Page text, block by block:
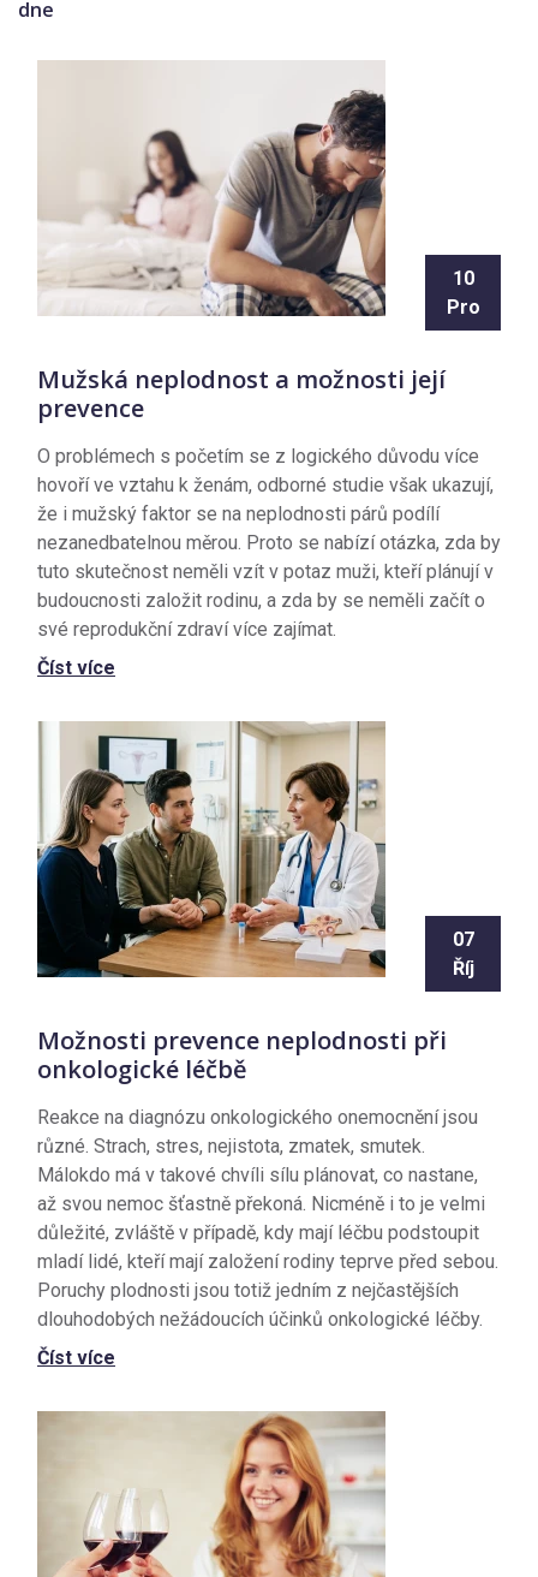
dne
10
Pro
Mužská neplodnost a možnosti její
prevence
O problémech s početím se z logického důvodu více
hovoří ve vztahu k ženám, odborné studie však ukazují,
že i mužský faktor se na neplodnosti párů podílí
nezanedbatelnou měrou. Proto se nabízí otázka, zda by
tuto skutečnost neměli vzít v potaz muži, kteří plánují v
budoucnosti založit rodinu, a zda by se neměli začít o
své reprodukční zdraví více zajímat.
Číst více
07
Říj
Možnosti prevence neplodnosti při
onkologické léčbě
Reakce na diagnózu onkologického onemocnění jsou
různé. Strach, stres, nejistota, zmatek, smutek.
Málokdo má v takové chvíli sílu plánovat, co nastane,
až svou nemoc šťastně překoná. Nicméně i to je velmi
důležité, zvláště v případě, kdy mají léčbu podstoupit
mladí lidé, kteří mají založení rodiny teprve před sebou.
Poruchy plodnosti jsou totiž jedním z nejčastějších
dlouhodobých nežádoucích účinků onkologické léčby.
Číst více